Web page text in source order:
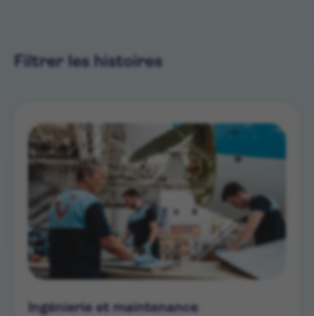
Filtrer les histoires
Ingénierie et maintenance